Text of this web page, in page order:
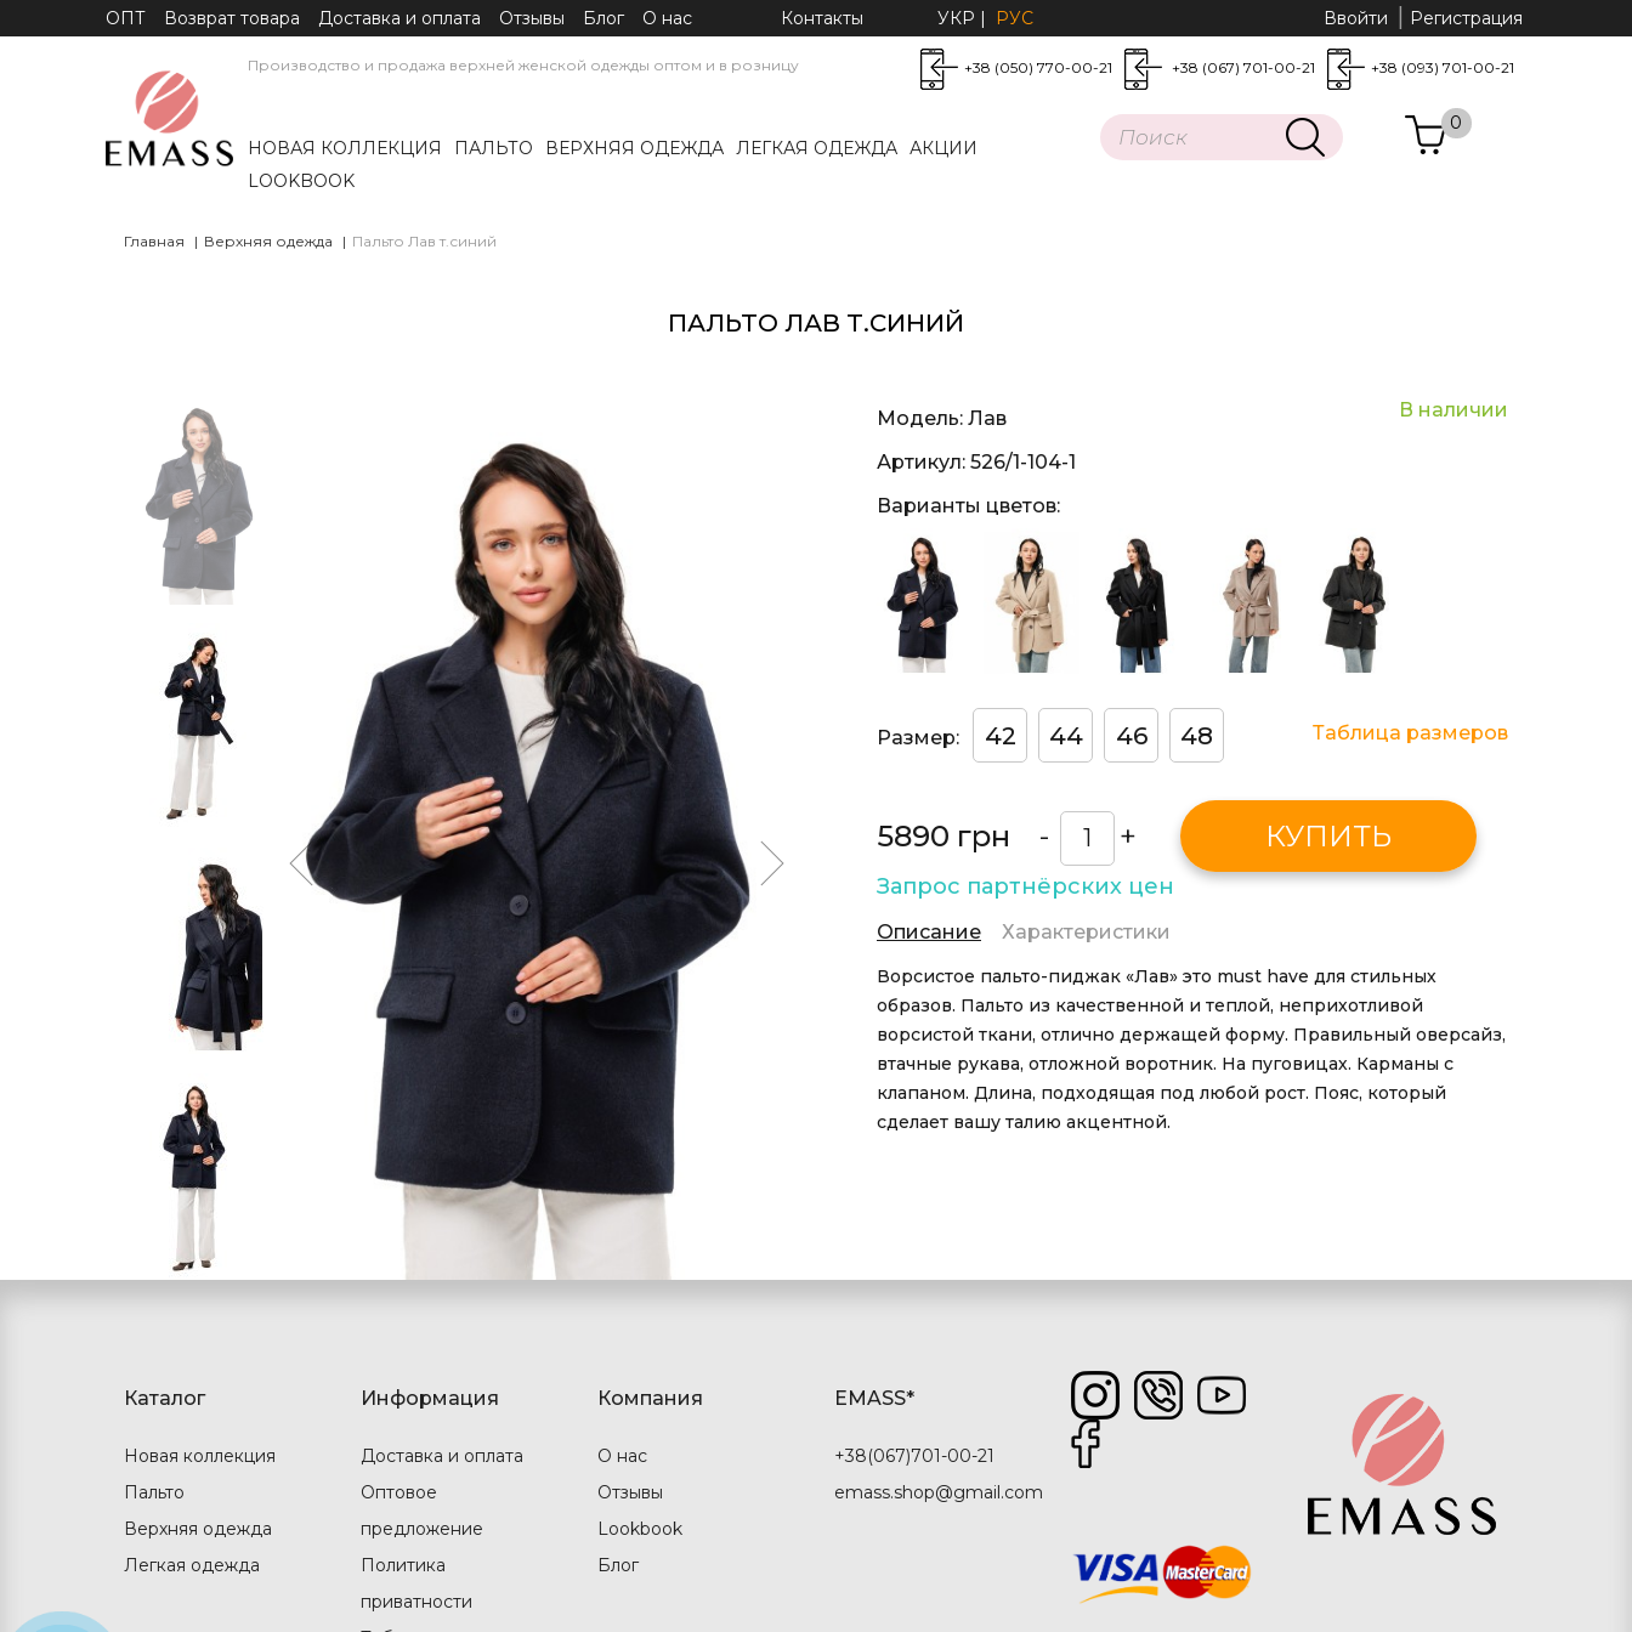
ОПТ Возврат товара Доставка и оплата Отзывы Блог О нас Контакты УКР | РУС Ввойти Регистрация
Производство и продажа верхней женской одежды оптом и в розницу +38 (050) 770-00-21 +38 (067) 701-00-21 +38 (093) 701-00-21
НОВАЯ КОЛЛЕКЦИЯ ПАЛЬТО ВЕРХНЯЯ ОДЕЖДА ЛЕГКАЯ ОДЕЖДА АКЦИИ
LOOKBOOK
0
Главная Верхняя одежда Пальто Лав т.синий
ПАЛЬТО ЛАВ Т.СИНИЙ
Модель: Лав В наличии
Артикул: 526/1-104-1
Варианты цветов:
Размер: 42 44 46 48 Таблица размеров
5890 грн - + КУПИТЬ
Запрос партнёрских цен
Описание Характеристики
Ворсистое пальто-пиджак «Лав» это must have для стильных
образов. Пальто из качественной и теплой, неприхотливой
ворсистой ткани, отлично держащей форму. Правильный оверсайз,
втачные рукава, отложной воротник. На пуговицах. Карманы с
клапаном. Длина, подходящая под любой рост. Пояс, который
сделает вашу талию акцентной.
Каталог
Новая коллекция
Пальто
Верхняя одежда
Легкая одежда
Информация
Доставка и оплата
Оптовое
предложение
Политика
приватности
Компания
О нас
Отзывы
Lookbook
Блог
EMASS*
+38(067)701-00-21
emass.shop@gmail.com